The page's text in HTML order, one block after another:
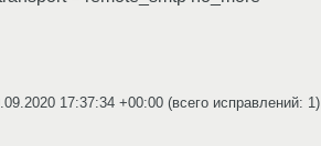
17:37:34 +00:00 (всего исправлений: 1)